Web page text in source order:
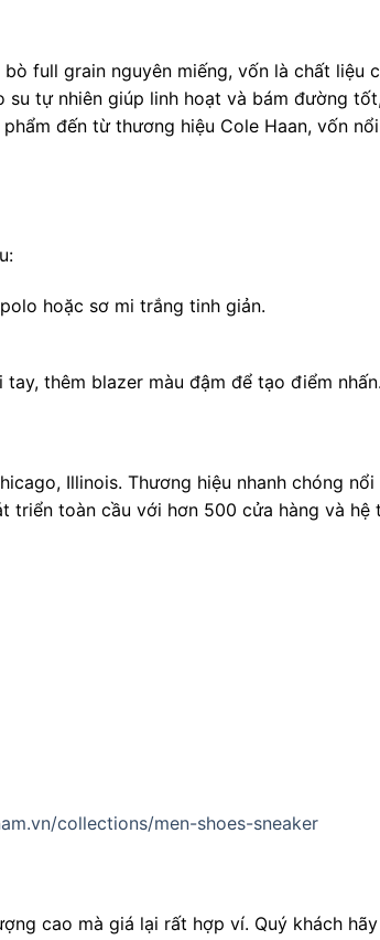
full grain nguyên miếng, vốn là chất liệu
tự nhiên giúp linh hoạt và bám đường
đến từ thương hiệu Cole Haan, vốn
hoặc sơ mi trắng tinh giản.
thêm blazer màu đậm để tạo điểm
Illinois. Thương hiệu nhanh chóng
triển toàn cầu với hơn 500 cửa hàng và hệ
collections/men-shoes-sneaker
cao mà giá lại rất hợp ví. Quý khách